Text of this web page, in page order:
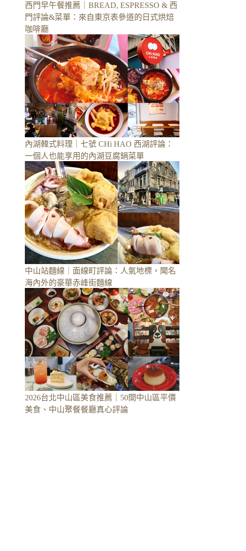
西門早午餐推薦｜BREAD, ESPRESSO & 西
門評論&菜單：來自東京表參道的日式烘焙
咖啡廳
內湖韓式料理｜七號 CHi HAO 西湖評論：
一個人也能享用的內湖豆腐鍋菜單
中山站麵線｜面線町評論：人氣地標，聞名
海內外的豪華赤峰街麵線
2026台北中山區美食推薦｜50間中山區平價
美食、中山聚餐餐廳真心評論